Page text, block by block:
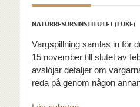
NATURRESURSINSTITUTET (LUKE)
Vargspillning samlas in för
15 november till slutet av
avslöjar detaljer om
reda på genom någon